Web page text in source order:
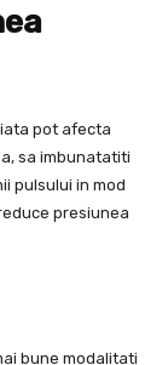
pot afecta
sa imbunatatiti
pulsului in mod
presiunea
bune modalitati